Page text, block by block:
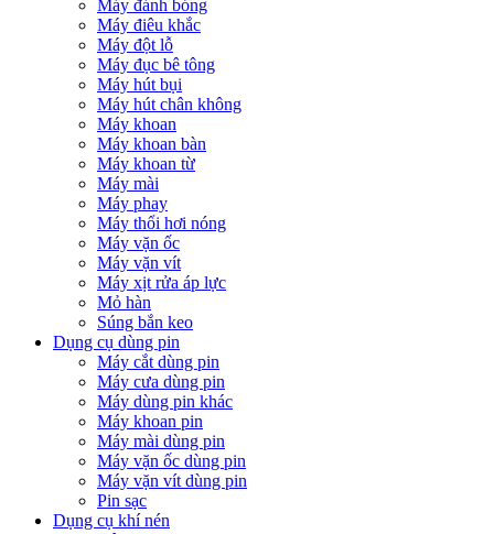
Máy đánh bóng
Máy điêu khắc
Máy đột lỗ
Máy đục bê tông
Máy hút bụi
Máy hút chân không
Máy khoan
Máy khoan bàn
Máy khoan từ
Máy mài
Máy phay
Máy thổi hơi nóng
Máy vặn ốc
Máy vặn vít
Máy xịt rửa áp lực
Mỏ hàn
Súng bắn keo
Dụng cụ dùng pin
Máy cắt dùng pin
Máy cưa dùng pin
Máy dùng pin khác
Máy khoan pin
Máy mài dùng pin
Máy vặn ốc dùng pin
Máy vặn vít dùng pin
Pin sạc
Dụng cụ khí nén